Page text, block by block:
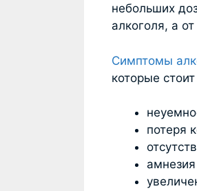
небольших
алкоголя, а
Симптомы
которые
потеря